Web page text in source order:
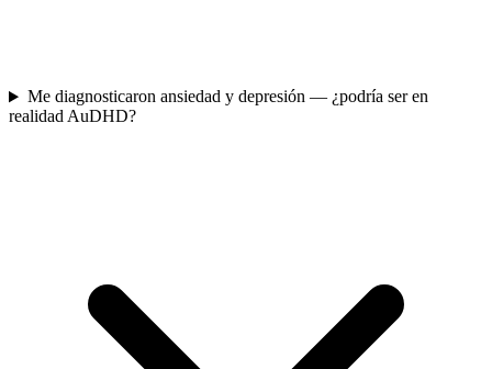
Me diagnosticaron ansiedad y depresión — ¿podría ser en
realidad AuDHD?